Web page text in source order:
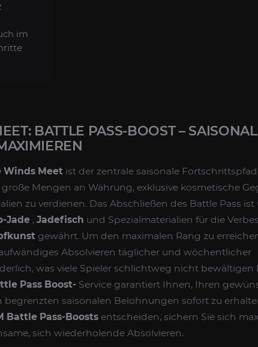
im
BATTLE PASS-BOOST –
Winds Meet ist der zentrale saisonale
Mengen an Währung, exklusive kosmetische
zu verdienen. Das Abschließen des Battle Pass ist
Jade , Jadefisch und Spezialmaterialien für die
gewährt. Um den maximalen Rang zu
Absolvieren täglicher und wöchentlicher
was viele Spieler schlichtweg nicht bewältigen
Pass Boost- Service garantiert Ihnen, Ihren
begrenzten saisonalen Belohnungen sofort zu
Battle Pass-Boosts entscheiden, sichern Sie sich
sich wiederholende Absolvieren.